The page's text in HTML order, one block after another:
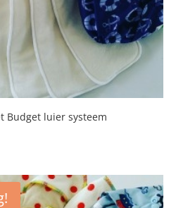
Budget luier systeem